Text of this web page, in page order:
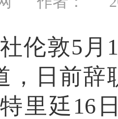
伦敦5月
，日前辞
里廷16